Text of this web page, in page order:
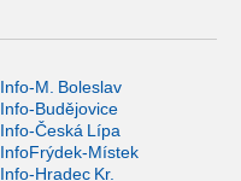
Info-M. Boleslav
Info-Budějovice
Info-Česká Lípa
InfoFrýdek-Místek
Info-Hradec Kr.